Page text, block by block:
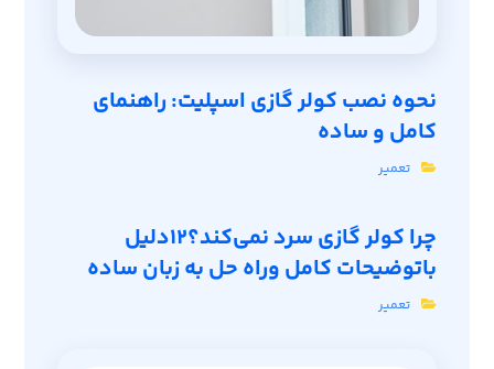
نحوه نصب کولر گازی اسپلیت: راهنمای
کامل و ساده
تعمیر
چرا کولر گازی سرد نمی‌کند؟12دلیل
باتوضیحات کامل وراه حل به زبان ساده
تعمیر